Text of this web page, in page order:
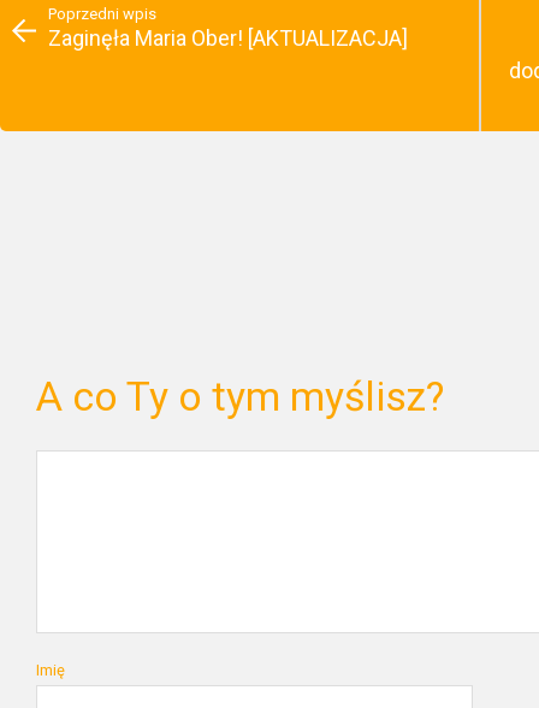
Poprzedni wpis
Zaginęła Maria Ober! [AKTUALIZACJA]
A co Ty o tym myślisz?
Imię